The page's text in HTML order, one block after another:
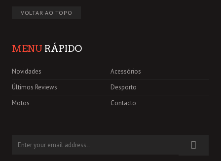
VOLTAR AO TOPO
MENU RÁPIDO
Novidades
Acessórios
Últimos Reviews
Desporto
Motos
Contacto